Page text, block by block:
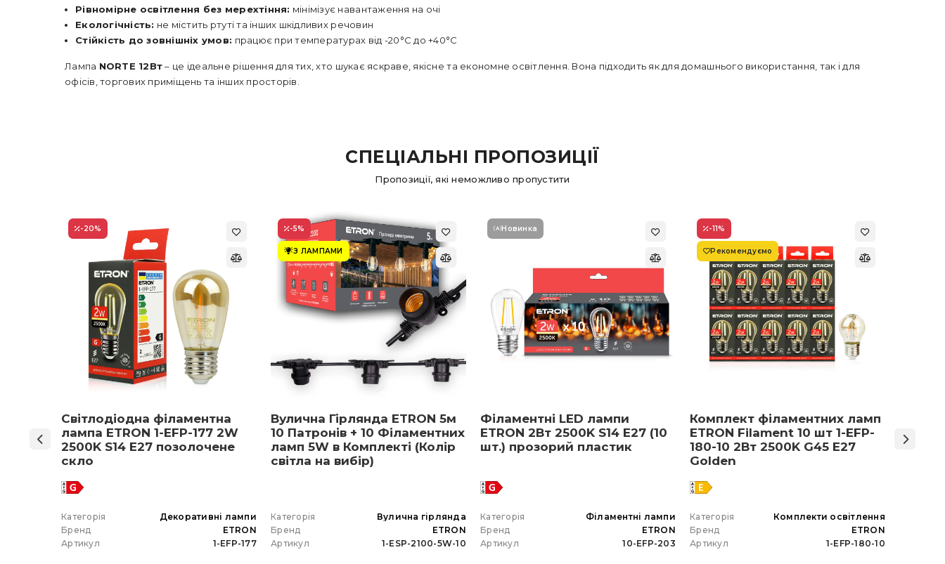
Рівномірне освітлення без мерехтіння: мінімізує навантаження на очі
Екологічність: не містить ртуті та інших шкідливих речовин
Стійкість до зовнішніх умов: працює при температурах від -20°C до +40°C
Лампа NORTE 12Вт– це ідеальне рішення для тих, хто шукає яскраве, якісне та економне освітлення. Вона підходить як для домашнього використання, так і для
офісів, торгових приміщень та інших просторів.
СПЕЦІАЛЬНІ ПРОПОЗИЦІЇ
Пропозиції, які неможливо пропустити
-20%
Світлодіодна філаментна
лампа ETRON 1-EFP-177 2W
2500K S14 E27 позолочене
скло
Категорія
Декоративні лампи
Бренд
ETRON
Артикул
1-EFP-177
-5%
З ЛАМПАМИ
Вулична Гірлянда ETRON 5м
10 Патронів + 10 Філаментних
ламп 5W в Комплекті (Колір
світла на вибір)
Категорія
Вулична гірлянда
Бренд
ETRON
Артикул
1-ESP-2100-5W-10
Новинка
Філаментні LED лампи
ETRON 2Вт 2500K S14 E27 (10
шт.) прозорий пластик
Категорія
Філаментні лампи
Бренд
ETRON
Артикул
10-EFP-203
-11%
Рекомендуємо
Комплект філаментних ламп
ETRON Filament 10 шт 1-EFP-
180-10 2Вт 2500K G45 E27
Golden
Категорія
Комплекти освітлення
Бренд
ETRON
Артикул
1-EFP-180-10
48 Вт